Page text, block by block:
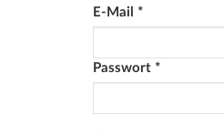
E-Mail *
Passwort *